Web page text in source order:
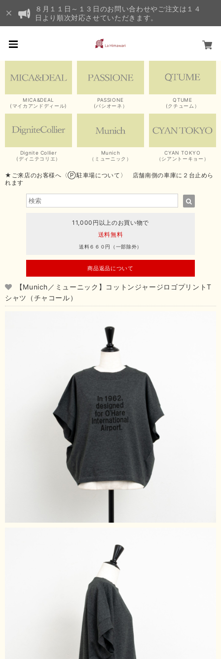
８月１１日～１３日のお問い合わせやご注文は１４
日より順次対応させていただきます。
MICA&DEAL
(マイカアンドディール)
PASSIONE
(パシオーネ）
QTUME
(クチューム）
Dignite Collier
(ディニテコリエ）
Munich
（ミューニック）
CYAN TOKYO
（シアントーキョー）
★ご来店のお客様へ〈Ⓟ駐車場について〉 店舗南側の車庫に２台止めら
れます
11,000円以上のお買い物で
送料無料
送料６６０円（一部除外）
商品返品について
【Munich／ミューニック】コットンジャージロゴプリントT
シャツ（チャコール）